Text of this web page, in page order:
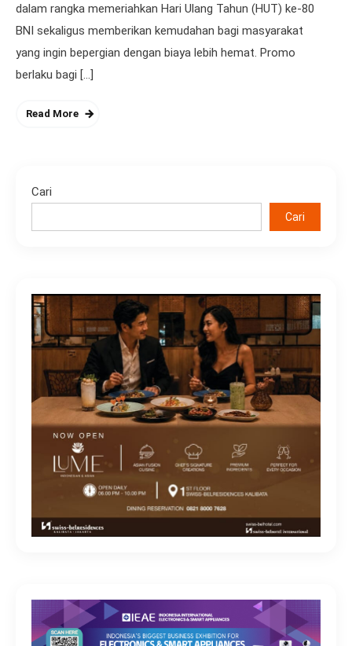
dalam rangka memeriahkan Hari Ulang Tahun (HUT) ke-80
BNI sekaligus memberikan kemudahan bagi masyarakat
yang ingin bepergian dengan biaya lebih hemat. Promo
berlaku bagi […]
Read More
Cari
Cari